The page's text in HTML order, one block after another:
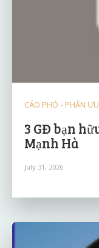
CÁO PHÓ - PHÂN
3 GĐ bạn
Mạnh Hà
July 31, 2026